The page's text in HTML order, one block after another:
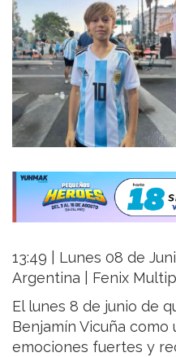
13:49 | Lunes 08 de
Argentina | Fenix
El lunes 8 de junio de
Benjamín Vicuña como
emociones fuertes y